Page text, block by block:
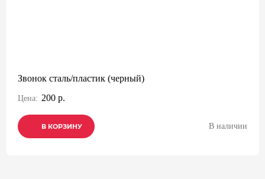
Звонок сталь/пластик (черный)
Цена: 200 р.
В КОРЗИНУ
В КОРЗИНУ
В КОРЗИНУ В наличии